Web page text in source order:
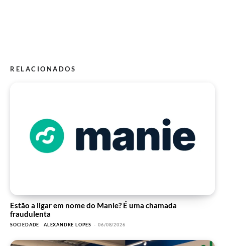
RELACIONADOS
Estão a ligar em nome do Manie? É uma chamada
fraudulenta
SOCIEDADE ALEXANDRE LOPES - 06/08/2026